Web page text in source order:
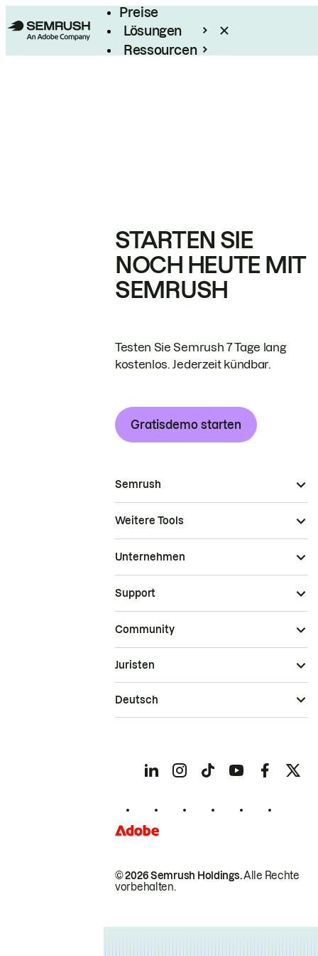
Preise
Lösungen
Ressourcen
STARTEN SIE
NOCH HEUTE MIT
SEMRUSH
Testen Sie Semrush 7 Tage lang
kostenlos. Jederzeit kündbar.
Gratisdemo starten
Semrush
Weitere Tools
Unternehmen
Support
Community
© 2026 Semrush Holdings.Alle Rechte
vorbehalten.
Juristen
Deutsch